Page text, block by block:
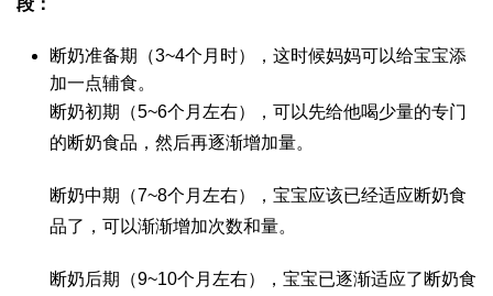
段：
断奶准备期（3~4个月时），这时候妈妈可以给宝宝添
加一点辅食。
断奶初期（5~6个月左右），可以先给他喝少量的专门
的断奶食品，然后再逐渐增加量。
断奶中期（7~8个月左右），宝宝应该已经适应断奶食
品了，可以渐渐增加次数和量。
断奶后期（9~10个月左右），宝宝已逐渐适应了断奶食